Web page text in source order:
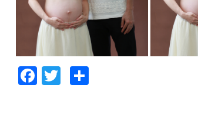
Facebook
Twitter